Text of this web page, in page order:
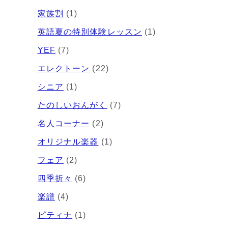
家族割 (1)
英語夏の特別体験レッスン (1)
YEF (7)
エレクトーン (22)
シニア (1)
たのしいおんがく (7)
名人コーナー (2)
オリジナル楽器 (1)
フェア (2)
四季折々 (6)
楽譜 (4)
ピティナ (1)